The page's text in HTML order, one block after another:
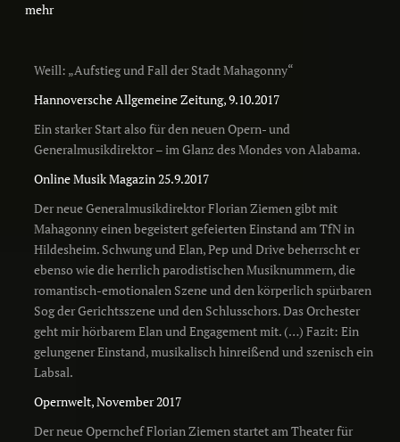
mehr
Weill: „Aufstieg und Fall der Stadt Mahagonny“
Hannoversche Allgemeine Zeitung, 9.10.2017
Ein starker Start also für den neuen Opern- und
Generalmusikdirektor – im Glanz des Mondes von Alabama.
Online Musik Magazin 25.9.2017
Der neue Generalmusikdirektor Florian Ziemen gibt mit
Mahagonny einen begeistert gefeierten Einstand am TfN in
Hildesheim. Schwung und Elan, Pep und Drive beherrscht er
ebenso wie die herrlich parodistischen Musiknummern, die
romantisch-emotionalen Szene und den körperlich spürbaren
Sog der Gerichtsszene und den Schlusschors. Das Orchester
geht mir hörbarem Elan und Engagement mit. (…) Fazit: Ein
gelungener Einstand, musikalisch hinreißend und szenisch ein
Labsal.
Opernwelt, November 2017
Der neue Opernchef Florian Ziemen startet am Theater für